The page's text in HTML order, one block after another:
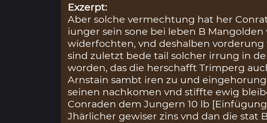
Exzerpt:
Aber solche vermechtung hat her
iunger sein sone bei leben B
widerfochten, vnd deshalben
sind zuletzt bede tail solcher irrung in
worden, das die herschafft Trimperg
Arnstain sambt iren zu und
seinen nachkomen vnd stiffte ewig
Conraden dem Jungern 10 lb
Jhärlicher gewiser zins vnd dan die stat